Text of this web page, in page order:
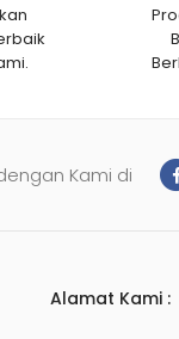
Kami di
Alamat Kami :